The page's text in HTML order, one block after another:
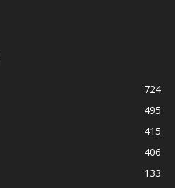
724
495
415
406
133